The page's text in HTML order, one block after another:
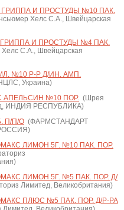
И ПРОСТУДЫ №10 ПАК.
Хелс С.А., Швейцарская
И ПРОСТУДЫ №4 ПАК.
С.А., Швейцарская
№10 Р-Р Д/ИН. АМП.
Украина)
АПЕЛЬСИН №10 ПОР.(Шрея
ИНДИЯ РЕСПУБЛИКА)
П/П/О(ФАРМСТАНДАРТ
ЛИМОН 5Г. №10 ПАК. ПОР.
ЛИМОН 5Г. №5 ПАК. ПОР. Д/
Лимитед, Великобритания)
ПЛЮС №5 ПАК. ПОР. Д/Р-РА